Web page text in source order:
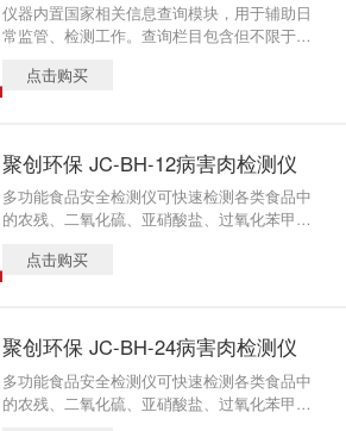
仪器内置国家相关信息查询模块，用于辅助日
常监管、检测工作。查询栏目包含但不限于：
准解读视频、国家抽检细则、检测指标方法、
食品检测操作视频等。
点击购买
聚创环保 JC-BH-12病害肉检测仪
多功能食品安全检测仪可快速检测各类食品中
的农残、二氧化硫、亚硝酸盐、过氧化苯甲
总酸、双氧水、甜蜜素、酸价、过氧化值、重
金属铅等80余项目，仪器预留其他项目检测程
点击购买
聚创环保 JC-BH-24病害肉检测仪
多功能食品安全检测仪可快速检测各类食品中
的农残、二氧化硫、亚硝酸盐、过氧化苯甲